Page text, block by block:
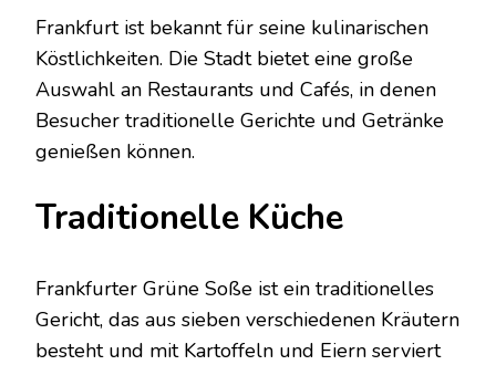
Frankfurt ist bekannt für seine kulinarischen
Köstlichkeiten. Die Stadt bietet eine große
Auswahl an Restaurants und Cafés, in denen
Besucher traditionelle Gerichte und Getränke
genießen können.
Traditionelle Küche
Frankfurter Grüne Soße ist ein traditionelles
Gericht, das aus sieben verschiedenen Kräutern
besteht und mit Kartoffeln und Eiern serviert